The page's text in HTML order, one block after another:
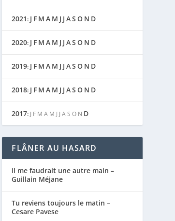
2021: J F M A M J J AS O N D
2020: J F M A M J J AS O N D
2019: J F M A M J J AS O N D
2018: J F M A M J J AS O N D
2017: J F M A M J J AS O N D
FLÂNER AU HASARD
Il me faudrait une autre main –
Guillain Méjane
Tu reviens toujours le matin –
Cesare Pavese